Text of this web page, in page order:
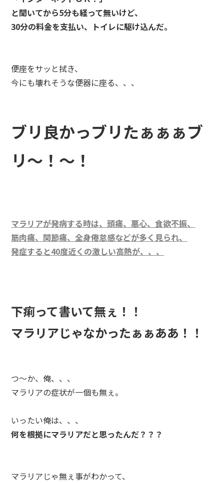
と聞いてから5分も経って無いけど、
30分の料金を支払い、トイレに駆け込んだ。
便座をサッと拭き、
今にも壊れそうな便器に座る、、、
ブリ良かっブリたぁぁぁブ
リ～！～！
マラリアが発病する時は、頭痛、悪心、食欲不振、
筋肉痛、関節痛、全身倦怠感などが多く見られ、
発症すると40度近くの激しい高熱が、、、
下痢って書いて無ぇ！！
マラリアじゃなかったぁぁああ！！
つ～か、俺、、、
マラリアの症状が一個も無ぇ。
いったい俺は、、、
何を根拠にマラリアだと思ったんだ？？？
マラリアじゃ無ぇ事がわかって、